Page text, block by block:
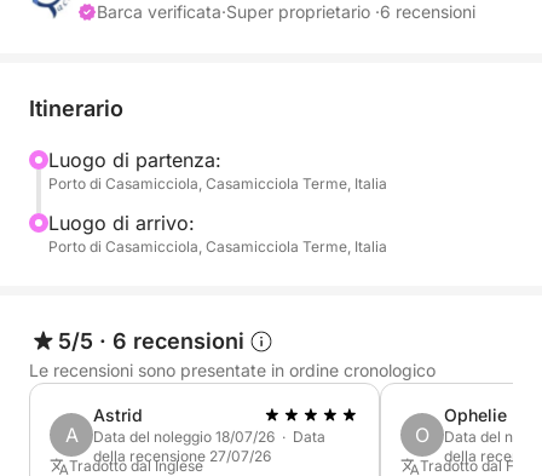
sovraprezzoBarca verificata·Super proprietario ·6 recensioni
Itinerario
Luogo di partenza:
Porto di Casamicciola, Casamicciola Terme, Italia
Luogo di arrivo:
Porto di Casamicciola, Casamicciola Terme, Italia
5/5 · 6 recensioni
Le recensioni sono presentate in ordine cronologico
A
Astrid
Data del noleggio 18/07/26 · Data
della recensione 27/07/26
Tradotto dal Inglese
O
Ophelie
Data del
della
Tradotto dal